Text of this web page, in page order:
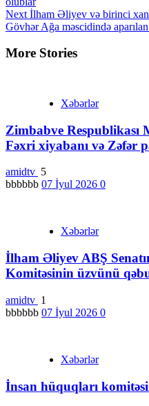
Next İlham Əliyev və birinci
Gövhər Ağa məscidində
More Stories
Xəbərlər
Zimbabve Respublikası
Fəxri xiyabanı və Zəfər
amidtv 5
bbbbbb 07 İyul 2026 0
Xəbərlər
İlham Əliyev ABŞ
Komitəsinin üzvünü
amidtv 1
bbbbbb 07 İyul 2026 0
Xəbərlər
İnsan hüquqları